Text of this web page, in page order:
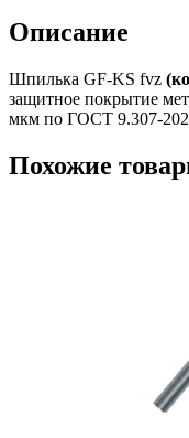
Описание
Шпилька GF-KS fvz
защитное покрытие
мкм по ГОСТ 9.307-
Похожие